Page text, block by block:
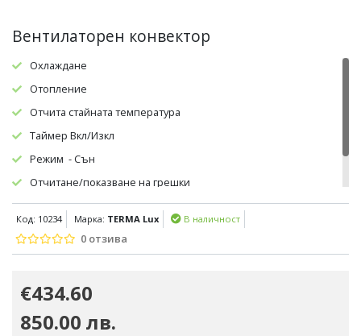
Вентилаторен конвектор
Охлаждане
Отопление
Отчита стайната температура
Таймер Вкл/Изкл
Режим - Сън
Отчитане/показване на грешки
Ел.клапан
Код: 10234 Марка: TERMA Lux В наличност
0 отзива
€434.60
850.00 лв.